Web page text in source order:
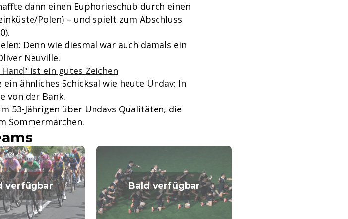
dann einen Euphorieschub durch einen
Polen) – und spielt zum Abschluss
Denn wie diesmal war auch damals ein
Neuville.
ist ein gutes Zeichen
ähnliches Schicksal wie heute Undav: In
von der Bank.
53-Jährigen über Undavs Qualitäten, die
Sommermärchen.
verfügbar Bald verfügbar